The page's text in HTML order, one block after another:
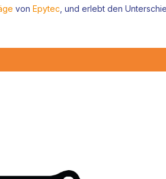
von Epytec , und erlebt den